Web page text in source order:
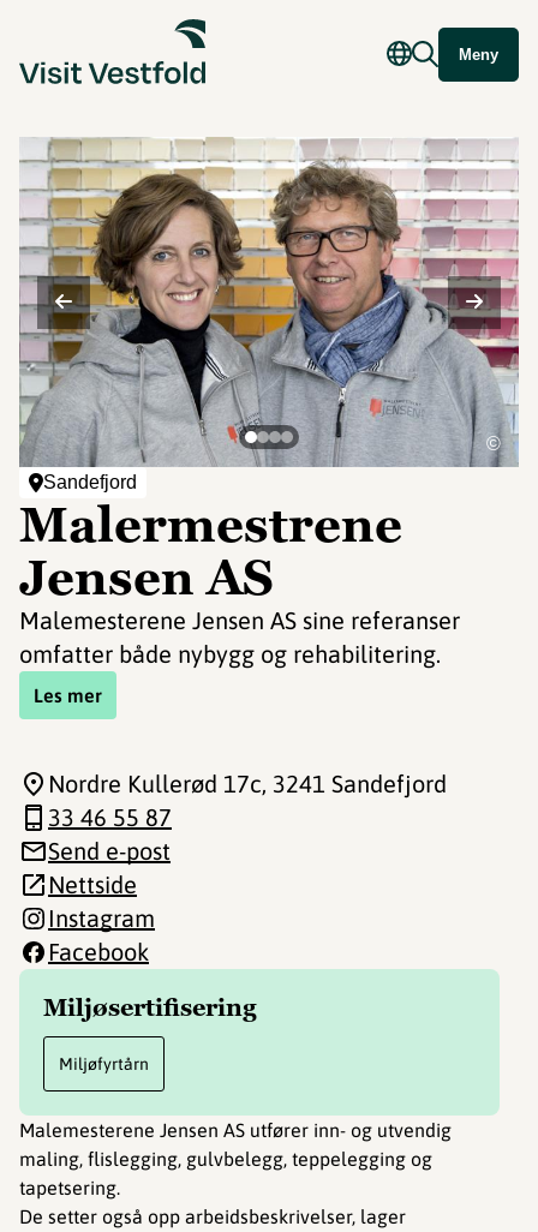
Meny
Sandefjord
Malermestrene
Jensen AS
Malemesterene Jensen AS sine referanser
omfatter både nybygg og rehabilitering.
Les mer
©
Malemesterene Jensen AS utfører inn- og utvendig
maling, flislegging, gulvbelegg, teppelegging og
tapetsering.
De setter også opp arbeidsbeskrivelser, lager
Nordre Kullerød 17c, 3241 Sandefjord
33 46 55 87
Send e-post
Nettside
Instagram
Facebook
Miljøsertifisering
Miljøfyrtårn